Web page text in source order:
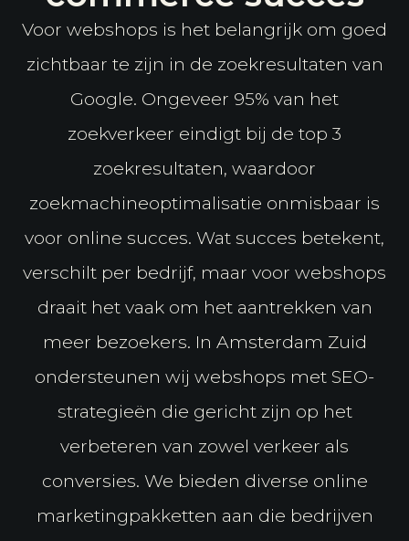
Voor webshops is het belangrijk om goed
zichtbaar te zijn in de zoekresultaten van
Google. Ongeveer 95% van het
zoekverkeer eindigt bij de top 3
zoekresultaten, waardoor
zoekmachineoptimalisatie onmisbaar is
voor online succes. Wat succes betekent,
verschilt per bedrijf, maar voor webshops
draait het vaak om het aantrekken van
meer bezoekers. In Amsterdam Zuid
ondersteunen wij webshops met SEO-
strategieën die gericht zijn op het
verbeteren van zowel verkeer als
conversies. We bieden diverse online
marketingpakketten aan die bedrijven